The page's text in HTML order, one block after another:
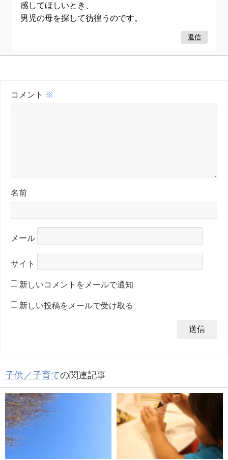
感してほしいとき、
男児の母を探して彷徨うのです。
返信
コメント ※
名前
メール
サイト
新しいコメントをメールで通知
新しい投稿をメールで受け取る
子供／子育ての関連記事